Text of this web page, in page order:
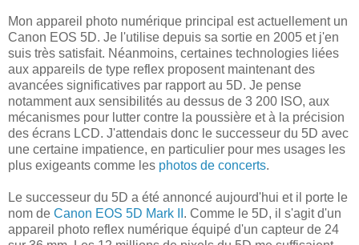
Mon appareil photo numérique principal est actuellement un
Canon EOS 5D. Je l'utilise depuis sa sortie en 2005 et j'en
suis très satisfait. Néanmoins, certaines technologies liées
aux appareils de type reflex proposent maintenant des
avancées significatives par rapport au 5D. Je pense
notamment aux sensibilités au dessus de 3 200 ISO, aux
mécanismes pour lutter contre la poussière et à la précision
des écrans LCD. J'attendais donc le successeur du 5D avec
une certaine impatience, en particulier pour mes usages les
plus exigeants comme les photos de concerts.
Le successeur du 5D a été annoncé aujourd'hui et il porte le
nom de Canon EOS 5D Mark II . Comme le 5D, il s'agit d'un
appareil photo reflex numérique équipé d'un capteur de 24